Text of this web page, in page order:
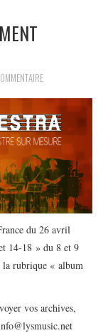
du 26 avril
14-18 » du 8 et 9
la rubrique « album
vos archives,